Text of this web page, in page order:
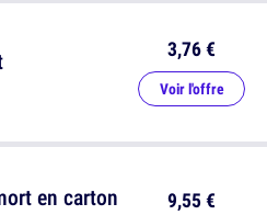
3,76 €
Voir l'offre
en carton
9,55 €